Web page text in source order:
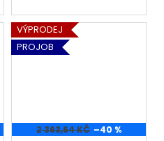
VÝPRODEJ
PROJOB
2 363,64 KČ –40 %